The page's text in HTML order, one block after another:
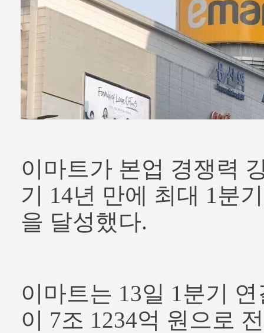
이마트가 본업 경쟁력
기 14년 만에 최대 1분
을 달성했다.
이마트는 13일 1분기
이 7조 1234억 원으로